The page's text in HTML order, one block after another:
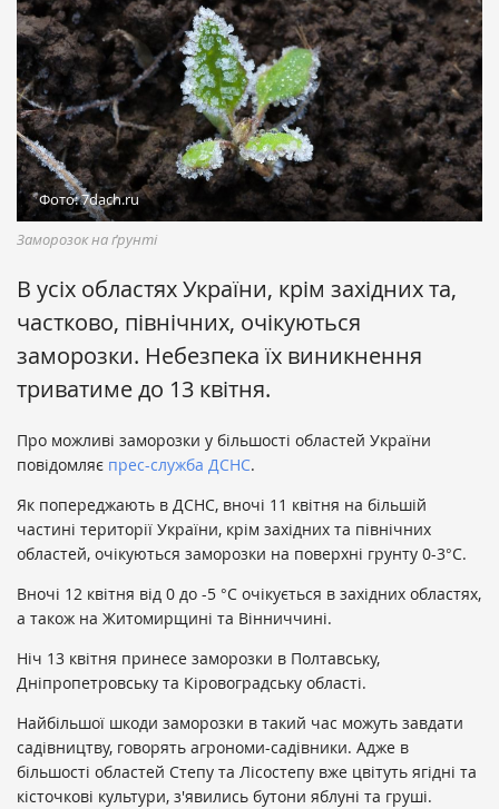
Фото: 7dach.ru
Заморозок на ґрунті
В усіх областях України, крім західних та,
частково, північних, очікуються
заморозки. Небезпека їх виникнення
триватиме до 13 квітня.
Про можливі заморозки у більшості областей України
повідомляє прес-служба ДСНС.
Як попереджають в ДСНС, вночі 11 квітня на більшій
частині території України, крім західних та північних
областей, очікуються заморозки на поверхні грунту 0-3°С.
Вночі 12 квітня від 0 до -5 °С очікується в західних областях,
а також на Житомирщині та Вінниччині.
Ніч 13 квітня принесе заморозки в Полтавську,
Дніпропетровську та Кіровоградську області.
Найбільшої шкоди заморозки в такий час можуть завдати
садівництву, говорять агрономи-садівники. Адже в
більшості областей Степу та Лісостепу вже цвітуть ягідні та
кісточкові культури, з'явились бутони яблуні та груші.